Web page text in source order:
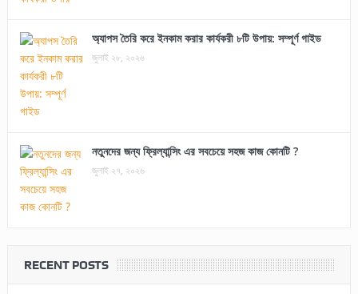
অ্যাপস তৈরি করে ইনকাম করার কার্যকরী ৮টি উপায়: সম্পূর্ণ গাইড
জুলাই ২৮, ২০২৬
নতুনদের জন্য ফ্রিল্যান্সিং এর সবচেয়ে সহজ কাজ কোনটি ?
জুলাই ২৭, ২০২৬
RECENT POSTS